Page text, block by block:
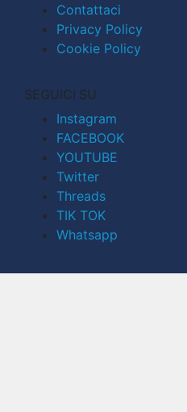
Contattaci
Privacy Policy
Cookie Policy
SEGUICI SU
Instagram
FACEBOOK
YOUTUBE
Twitter
Threads
TIK TOK
Whatsapp